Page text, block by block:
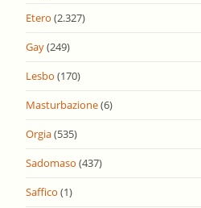
Etero (2.327)
Gay(249)
Lesbo (170)
Masturbazione(6)
Orgia(535)
Sadomaso (437)
Saffico (1)